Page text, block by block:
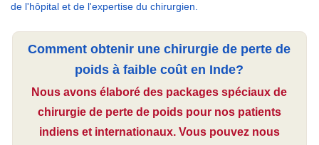
de l'hôpital et de l'expertise du chirurgien.
Comment obtenir une chirurgie de perte de
poids à faible coût en Inde?
Nous avons élaboré des packages spéciaux de
chirurgie de perte de poids pour nos patients
indiens et internationaux. Vous pouvez nous